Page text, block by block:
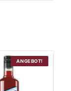
ANGEBOT!
Aktueller
Preis
ist:
5,09€.